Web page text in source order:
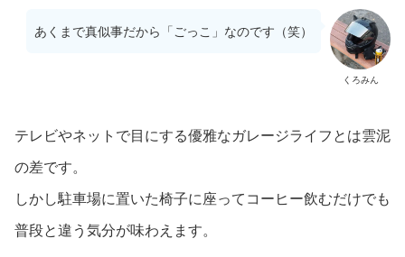
くろみん
あくまで真似事だから「ごっこ」なのです（笑）
テレビやネットで目にする優雅なガレージライフとは雲泥
の差です。
しかし駐車場に置いた椅子に座ってコーヒー飲むだけでも
普段と違う気分が味わえます。